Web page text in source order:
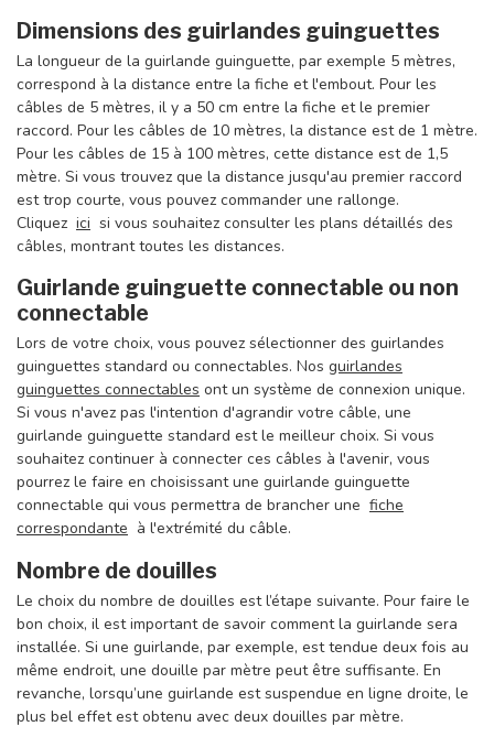
Dimensions des guirlandes guinguettes
La longueur de la guirlande guinguette, par exemple 5 mètres,
correspond à la distance entre la fiche et l'embout. Pour les
câbles de 5 mètres, il y a 50 cm entre la fiche et le premier
raccord. Pour les câbles de 10 mètres, la distance est de 1 mètre.
Pour les câbles de 15 à 100 mètres, cette distance est de 1,5
mètre. Si vous trouvez que la distance jusqu'au premier raccord
est trop courte, vous pouvez commander une rallonge.
Cliquez ici si vous souhaitez consulter les plans détaillés des
câbles, montrant toutes les distances.
Guirlande guinguette connectable ou non
connectable
Lors de votre choix, vous pouvez sélectionner des guirlandes
guinguettes standard ou connectables. Nos guirlandes
guinguettes connectables ont un système de connexion unique.
Si vous n'avez pas l'intention d'agrandir votre câble, une
guirlande guinguette standard est le meilleur choix. Si vous
souhaitez continuer à connecter ces câbles à l'avenir, vous
pourrez le faire en choisissant une guirlande guinguette
connectable qui vous permettra de brancher une fiche
correspondante à l'extrémité du câble.
Nombre de douilles
Le choix du nombre de douilles est l’étape suivante. Pour faire le
bon choix, il est important de savoir comment la guirlande sera
installée. Si une guirlande, par exemple, est tendue deux fois au
même endroit, une douille par mètre peut être suffisante. En
revanche, lorsqu’une guirlande est suspendue en ligne droite, le
plus bel effet est obtenu avec deux douilles par mètre.